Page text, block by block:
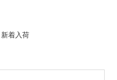
新着入荷